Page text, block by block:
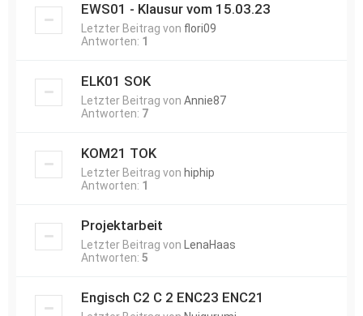
EWS01 - Klausur vom 15.03.23
Letzter Beitrag von flori09
Antworten: 1
ELK01 SOK
Letzter Beitrag von Annie87
Antworten: 7
KOM21 TOK
Letzter Beitrag von hiphip
Antworten: 1
Projektarbeit
Letzter Beitrag von
LenaHaas
Antworten: 5
Engisch C2 C 2 ENC23 ENC21